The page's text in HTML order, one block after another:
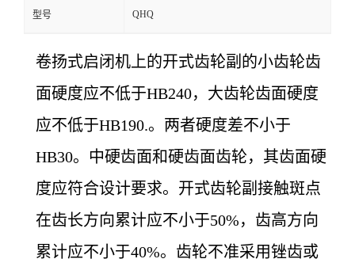
型号 QHQ
卷扬式启闭机上的开式齿轮副的小齿轮齿
面硬度应不低于HB240，大齿轮齿面硬度
应不低于HB190.。两者硬度差不小于
HB30。中硬齿面和硬齿面齿轮，其齿面硬
度应符合设计要求。开式齿轮副接触斑点
在齿长方向累计应不小于50%，齿高方向
累计应不小于40%。齿轮不准采用锉齿或